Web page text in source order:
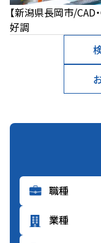
【新潟県長岡市/CAD
好調